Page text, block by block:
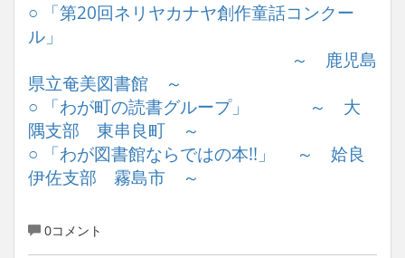
○ 「第20回ネリヤカナヤ創作童話コンクー
ル」
～ 鹿児島
県立奄美図書館 ～
○ 「わが町の読書グループ」 ～ 大
隅支部 東串良町 ～
○ 「わが図書館ならではの本!!」 ～ 姶良
伊佐支部 霧島市 ～
0コメント